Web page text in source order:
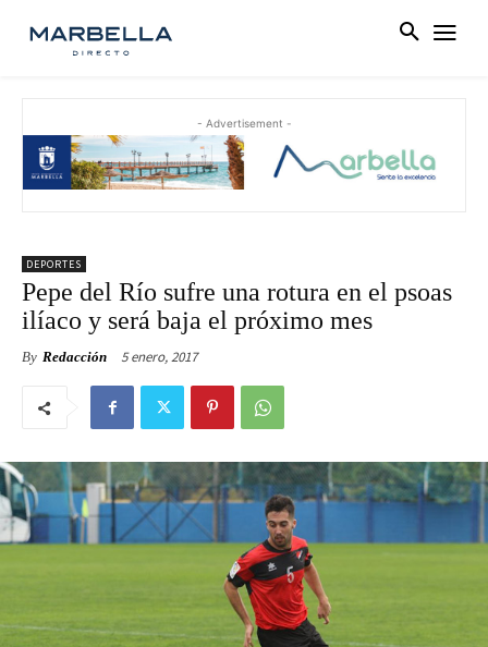
- Advertisement -
DEPORTES
Pepe del Río sufre una rotura en el psoas
ilíaco y será baja el próximo mes
By Redacción 5 enero, 2017